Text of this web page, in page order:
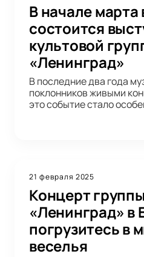
В начале марта
состоится
культовой
«Ленинград»
В последние два года
поклонников живыми
это событие стало
21 февраля 2025
Концерт группы
«Ленинград» в
погрузитесь в
веселья